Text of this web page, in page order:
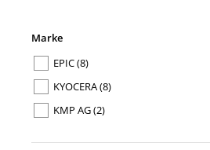
Marke
EPIC(8)
KYOCERA(8)
KMP AG(2)